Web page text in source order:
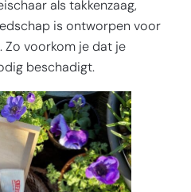
als takkenzaag,
is ontworpen voor
Zo voorkom je dat je
beschadigt.